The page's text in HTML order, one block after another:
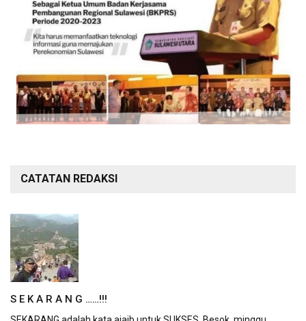
CATATAN REDAKSI
S E K A R A N G ……!!!